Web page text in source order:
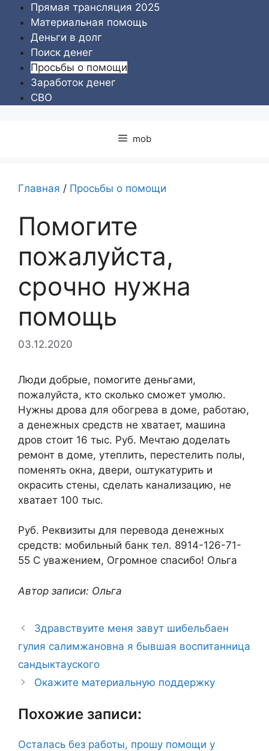
Перейти
содержимому
Прямая трансляция 2025
Материальная помощь
Деньги в долг
Поиск денег
Просьбы о помощи
Заработок денег
СВО
mob
Главная / Просьбы о помощи
Помогите
пожалуйста,
срочно нужна
помощь
03.12.2020
Люди добрые, помогите деньгами,
пожалуйста, кто сколько сможет умолю.
Нужны дрова для обогрева в доме, работаю,
а денежных средств не хватает, машина
дров стоит 16 тыс. Руб. Мечтаю доделать
ремонт в доме, утеплить, перестелить полы,
поменять окна, двери, оштукатурить и
окрасить стены, сделать канализацию, не
хватает 100 тыс.
Руб. Реквизиты для перевода денежных
средств: мобильный банк тел. 8914-126-71-
55 С уважением, Огромное спасибо! Ольга
Автор записи: Ольга
Здравствуите меня завут шибельбаен
гулия салимжановна я бывшая воспитанница
сандыктауского
Окажите материальную поддержку
Похожие записи:
Осталась без работы, прошу помощи у